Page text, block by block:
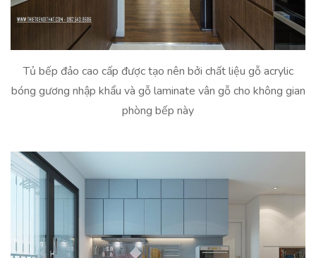
Tủ bếp đảo cao cấp được tạo nên bởi chất liệu gỗ acrylic
bóng gương nhập khẩu và gỗ laminate vân gỗ cho không gian
phòng bếp này